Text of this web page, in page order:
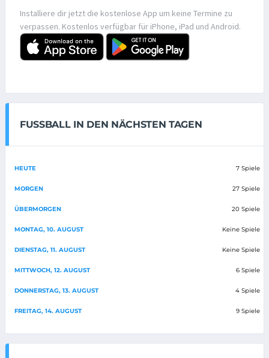
Installiere dir jetzt die kostenlose App um keine Termine zu
verpassen. Kostenlos verfügbar für iPhone, iPad und Android.
FUSSBALL IN DEN NÄCHSTEN TAGEN
HEUTE 7 Spiele
MORGEN 27 Spiele
ÜBERMORGEN 20 Spiele
MONTAG, 10. AUGUST Keine Spiele
DIENSTAG, 11. AUGUST Keine Spiele
MITTWOCH, 12. AUGUST 6 Spiele
DONNERSTAG, 13. AUGUST 4 Spiele
FREITAG, 14. AUGUST 9 Spiele